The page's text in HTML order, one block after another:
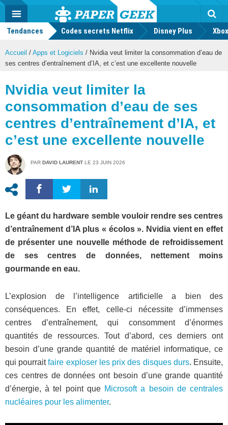
Actu
geek
MENU
Tendances Codes secrets Netflix Disney Plus
Accueil / Apps et Logiciels / Nvidia veut limiter la consommation d’eau de
ses centres d’entraînement d’IA, et c’est une excellente nouvelle
Nvidia veut limiter la
consommation d’eau de ses
centres d’entraînement d’IA, et
c’est une excellente nouvelle
PAR DAVID LAURENT LE 23 JUIN 2026
Le géant du hardware semble vouloir rendre ses centres
d’entraînement d’IA plus « écolos ». Nvidia vient en effet
de présenter une nouvelle méthode de refroidissement
de ses centres de données, nettement moins
gourmande en eau.
L’explosion de l’intelligence artificielle a bien des
conséquences. En effet, celle-ci nécessite d’immenses
centres d’entraînement, qui consomment d’énormes
quantités de ressources. Tout d’abord, ces derniers ont
besoin d’une grande quantité de matériel informatique, ce
qui pourraitfaire exploser les prix des disques durs. Ensuite,
ces centres de données ont besoin d’une grande quantité
d’énergie, à tel point que Microsoft a besoin de centrales
nucléaires pour les alimenter.
Mode
FacebookTwitter Youtube